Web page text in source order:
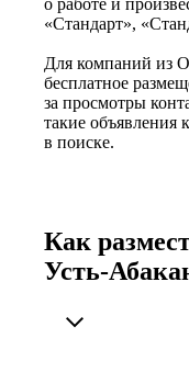
«Стандарт»,
Для компаний из
бесплатное
за просмотры
такие объявления
в поиске.
Как
Усть-